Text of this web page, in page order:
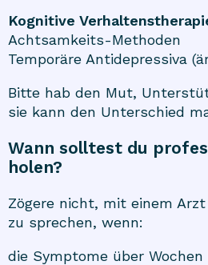
Kognitive
Achtsamkeits-Methoden
Temporäre Antidepressiva
Bitte hab den Mut,
sie kann den Unterschied
Wann solltest du
holen?
Zögere nicht, mit einem
zu sprechen, wenn:
die Symptome über